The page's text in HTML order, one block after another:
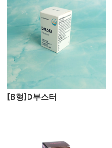
[B형]D부스터